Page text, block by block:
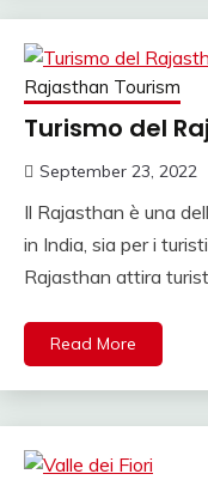
Rajasthan Tourism
Turismo del
September 23, 2022
Il Rajasthan è una
in India, sia per i
Rajasthan attira
Read More